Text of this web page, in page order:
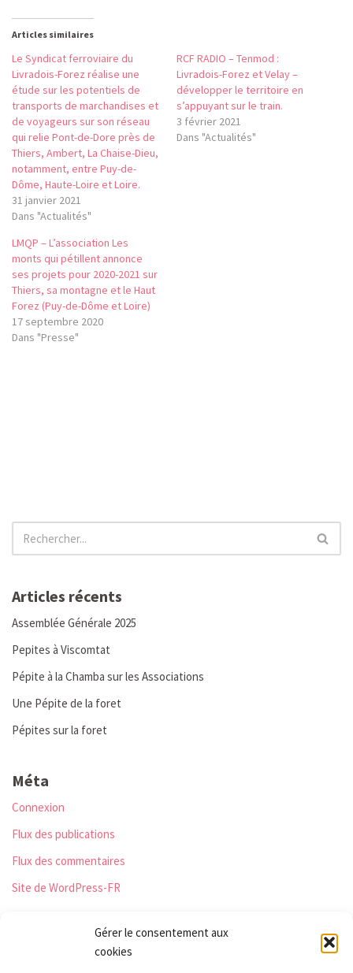
Gérer le consentement aux
cookies
Articles similaires
Le Syndicat ferroviaire du
Livradois-Forez réalise une
étude sur les potentiels de
transports de marchandises et
de voyageurs sur son réseau
qui relie Pont-de-Dore près de
Thiers, Ambert, La Chaise-Dieu,
notamment, entre Puy-de-
Dôme, Haute-Loire et Loire.
31 janvier 2021
Dans "Actualités"
RCF RADIO – Tenmod :
Livradois-Forez et Velay –
développer le territoire en
s’appuyant sur le train.
3 février 2021
Dans "Actualités"
LMQP – L’association Les
monts qui pétillent annonce
ses projets pour 2020-2021 sur
Thiers, sa montagne et le Haut
Forez (Puy-de-Dôme et Loire)
17 septembre 2020
Dans "Presse"
Articles récents
Assemblée Générale 2025
Pepites à Viscomtat
Pépite à la Chamba sur les Associations
Une Pépite de la foret
Pépites sur la foret
Méta
Connexion
Flux des publications
Flux des commentaires
Site de WordPress-FR